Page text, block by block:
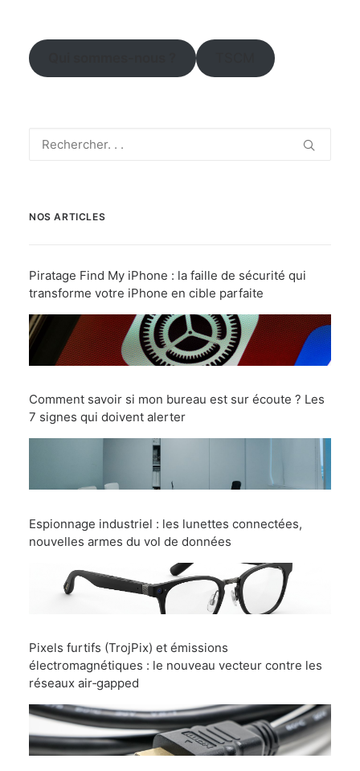
NOS ARTICLES
Piratage Find My iPhone : la faille de sécurité qui
transforme votre iPhone en cible parfaite
Comment savoir si mon bureau est sur écoute ? Les
7 signes qui doivent alerter
Espionnage industriel : les lunettes connectées,
nouvelles armes du vol de données
Pixels furtifs (TrojPix) et émissions
électromagnétiques : le nouveau vecteur contre les
réseaux air‑gapped